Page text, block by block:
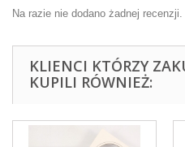
Na razie nie dodano żadnej recenzji.
KLIENCI KTÓRZY
KUPILI RÓWNIEŻ: